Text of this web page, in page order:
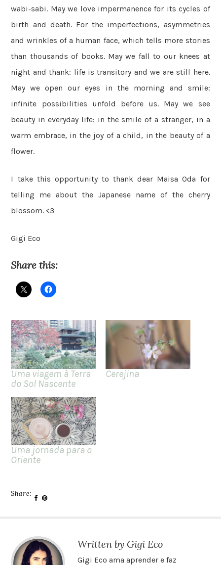
wabi-sabi. May we love impermanence for its cycles of
birth and death. For the imperfections, asymmetries
and wrinkles of a human face, which tells more stories
than thousands of books. May we fall to our knees at
night and thank: life is transitory and we are still here.
May we open our eyes in the morning and smile:
infinite possibilities unfold before us. May we see
beauty in everyday life: in the smile of a stranger, in a
warm embrace, in the joy of a child, in the beauty of a
flower.
I take this opportunity to thank dear Maisa Oda for
telling me about the Japanese name of the cherry
blossom. <3
Gigi Eco
Share this:
Uma viagem à Terra
do Sol Nascente
Cerejina
Uma jornada para o
Oriente
Share:
Written by Gigi Eco
Gigi Eco ama aprender e faz